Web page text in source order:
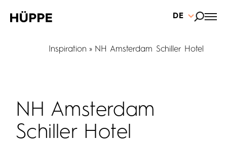
DE
Inspiration NH Amsterdam Schiller Hotel
NH Amsterdam
Schiller Hotel